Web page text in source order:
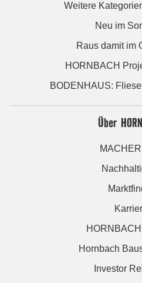
Weitere
Neu im
Raus damit im
HORNBACH
BODENHAUS:
Über
Hornbach
Investor